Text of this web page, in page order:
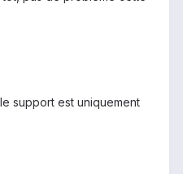
support est uniquement